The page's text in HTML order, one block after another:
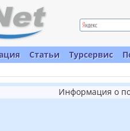
Статьи Турсервис
Информация о